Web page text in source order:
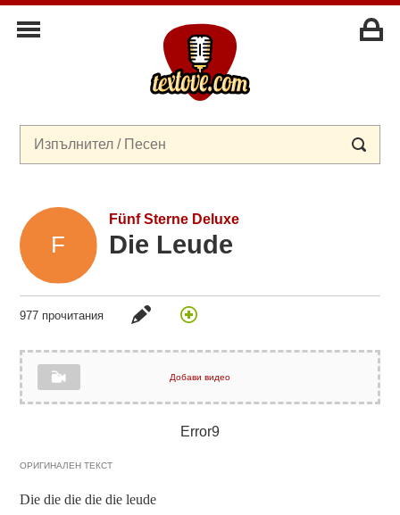
Fünf Sterne Deluxe
Die Leude
977 прочитания
Добави видео
Error9
ОРИГИНАЛЕН ТЕКСТ
Die die die die die leude